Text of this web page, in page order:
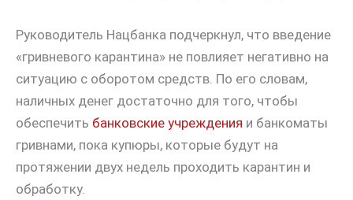
Руководитель Нацбанка подчеркнул, что введение
«гривневого карантина» не повлияет негативно на
ситуацию с оборотом средств. По его словам,
наличных денег достаточно для того, чтобы
обеспечить банковские учреждения и банкоматы
гривнами, пока купюры, которые будут на
протяжении двух недель проходить карантин и
обработку.